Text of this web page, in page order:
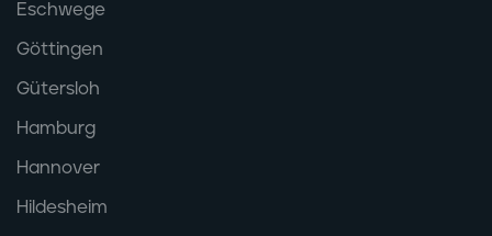
Eschwege
Göttingen
Gütersloh
Hamburg
Hannover
Hildesheim